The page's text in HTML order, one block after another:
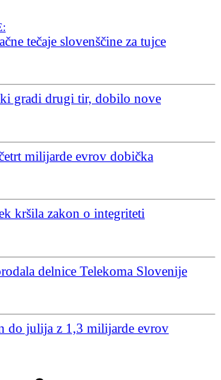
tečaje slovenščine za tujce
gradi drugi tir, dobilo nove
milijarde evrov dobička
kršila zakon o integriteti
delnice Telekoma Slovenije
do julija z 1,3 milijarde evrov